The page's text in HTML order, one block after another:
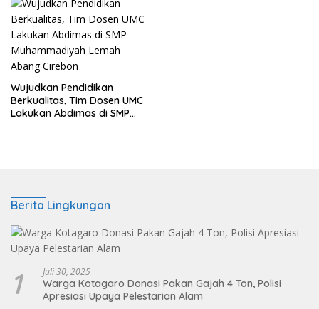
Wujudkan Pendidikan
Berkualitas, Tim Dosen UMC
Lakukan Abdimas di SMP
Berita Lingkungan
1 Juli 30, 2025
Warga Kotagaro Donasi Pakan Gajah 4 Ton, Polisi
Apresiasi Upaya Pelestarian Alam